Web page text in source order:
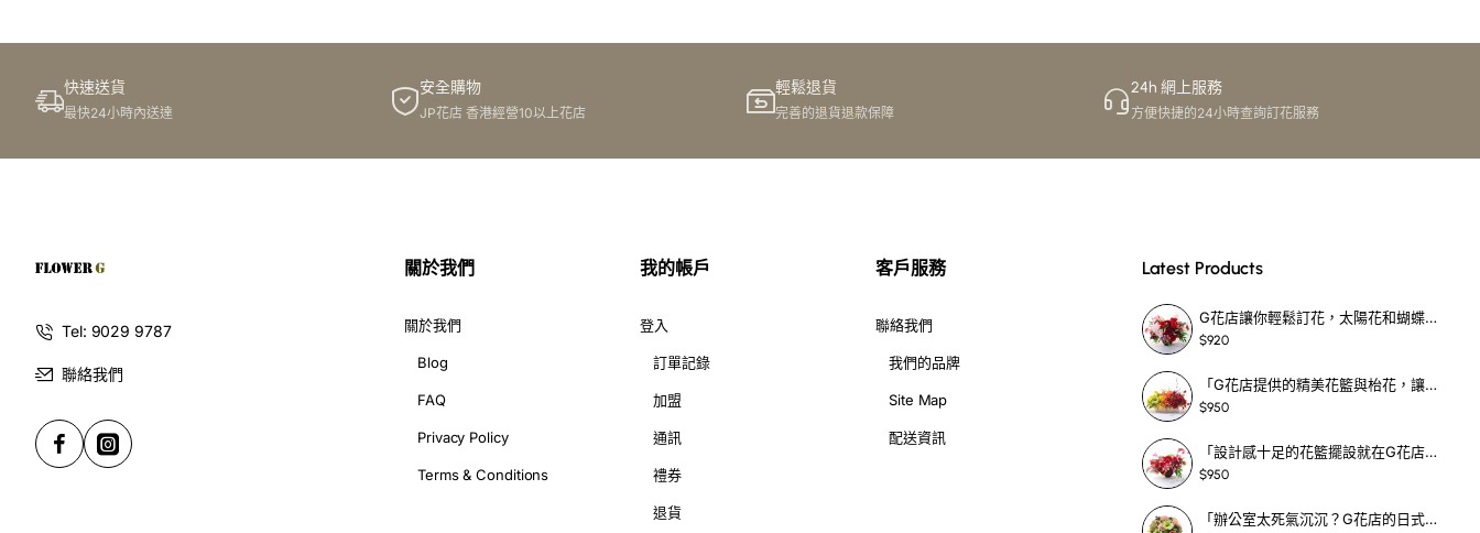
嘅花束更突出！
4. 細心包裝：
G花店嘅花禮用上精美嘅包裝，包括高質素嘅紙盒、絲帶同花紙。呢啲細節令你嘅花束更顯高貴大方，同時保護花材，確保新鮮！
G花店嘅玫瑰花束系列：
1.經典紅玫瑰花束
快速送貨
最快24小時內送達
安全購物
JP花店 香港經營10以上花店
輕鬆退貨
完善的退貨退款保障
24h 網上服務
方便快捷的24小時查詢訂花服務
Tel: 9029 9787
聯絡我們
關於我們
關於我們
Blog
FAQ
Privacy Policy
Terms & Conditions
我的帳戶
登入
訂單記錄
加盟
通訊
禮券
退貨
客戶服務
聯絡我們
我們的品牌
Site Map
配送資訊
Latest Products
G花店讓你輕鬆訂花，太陽花和蝴蝶蘭花籃，適合每個重要時刻！-SF390
$920
「G花店提供的精美花籃與枱花，讓重要場合更顯祝賀與喜悅，適合各種用場！」-SF398
$950
「設計感十足的花籃擺設就在G花店！馬蹄蘭、袋鼠爪、罌粟花，為你的重大場合增光添彩！」-SF209
$950
「辦公室太死氣沉沉？G花店的日式花籃和定製枱花，為你帶來新鮮感！」-SF465